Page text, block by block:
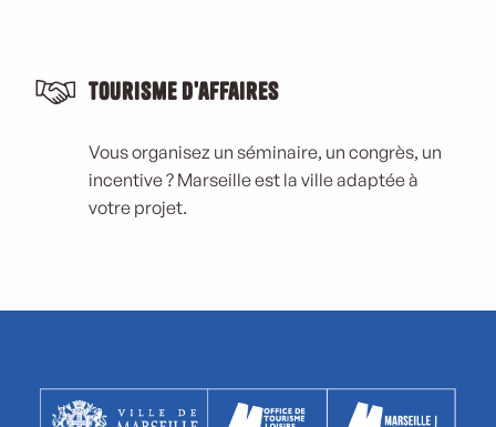
Tourisme d'affaires
Vous organisez un séminaire, un congrès, un
incentive ? Marseille est la ville adaptée à
votre projet.